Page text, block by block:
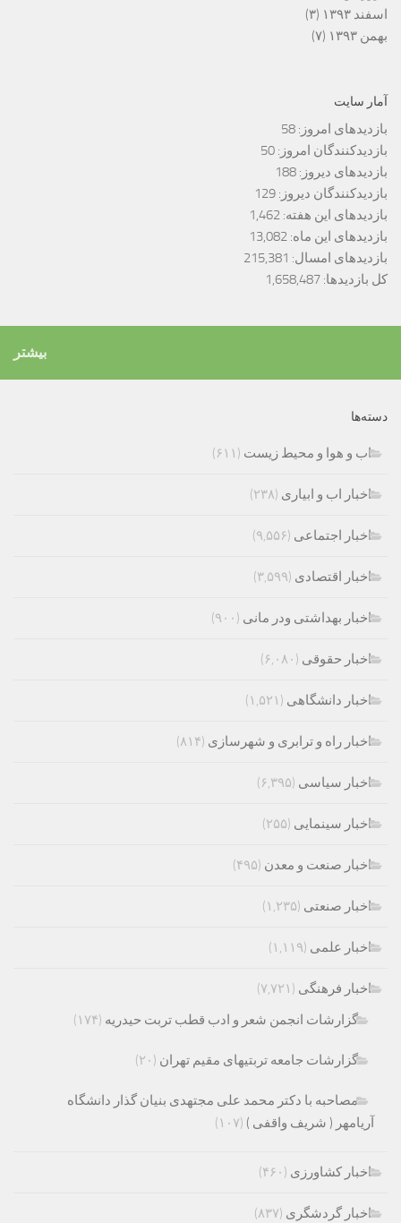
اسفند ۱۳۹۳
(۳)
بهمن ۱۳۹۳
(۷)
آمار سایت
بازدیدهای امروز: 58
بازدیدکنندگان امروز: 50
بازدیدهای دیروز: 188
بازدیدکنندگان دیروز: 129
بازدیدهای این هفته: 1,462
بازدیدهای این ماه: 13,082
بازدیدهای امسال: 215,381
کل بازدیدها: 1,658,487
بیشتر
دسته‌ها
اب و هوا و محیط زیست (۶۱۱)
اخبار اب و ابیاری (۲۳۸)
اخبار اجتماعی (۹,۵۵۶)
اخبار اقتصادی (۳,۵۹۹)
اخبار بهداشتی ودر مانی (۹۰۰)
اخبار حقوقی (۶,۰۸۰)
اخبار دانشگاهی (۱,۵۲۱)
اخبار راه و ترابری و شهرسازی (۸۱۴)
اخبار سیاسی (۶,۳۹۵)
اخبار سینمایی (۲۵۵)
اخبار صنعت و معدن (۴۹۵)
اخبار صنعتی (۱,۲۳۵)
اخبار علمی (۱,۱۱۹)
اخبار فرهنگی (۷,۷۲۱)
گزارشات انجمن شعر و ادب قطب تربت حیدریه (۱۷۴)
گزارشات جامعه تربتیهای مقیم تهران (۲۰)
مصاحبه با دکتر محمد علی مجتهدی بنیان گذار دانشگاه
آریامهر ( شریف واقفی ) (۱۰۷)
اخبار کشاورزی (۴۶۰)
اخبار گردشگری (۸۳۷)